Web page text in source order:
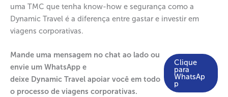
uma TMC que tenha know-how e segurança como a
Dynamic Travel é a diferença entre gastar e investir em
viagens corporativas.
Mande uma mensagem no chat ao lado ou
envie um WhatsApp e
deixe Dynamic Travel apoiar você em todo
o processo de viagens corporativas.
Clique
para
WhatsAp
p